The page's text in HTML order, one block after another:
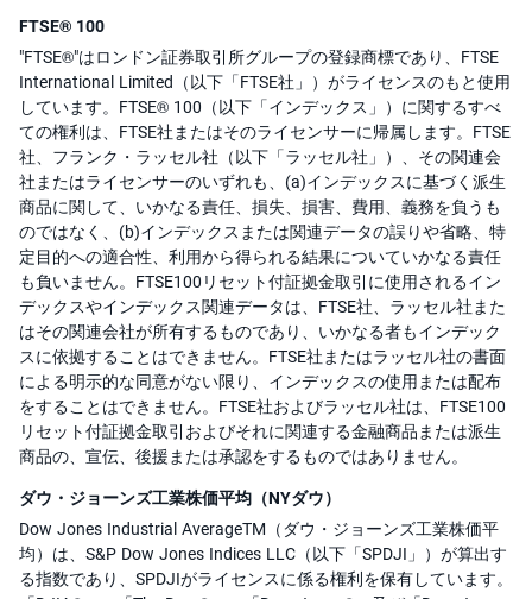
FTSE® 100
"FTSE®"はロンドン証券取引所グループの登録商標であり、FTSE
International Limited（以下「FTSE社」）がライセンスのもと使用
しています。FTSE® 100（以下「インデックス」）に関するすべ
ての権利は、FTSE社またはそのライセンサーに帰属します。FTSE
社、フランク・ラッセル社（以下「ラッセル社」）、その関連会
社またはライセンサーのいずれも、(a)インデックスに基づく派生
商品に関して、いかなる責任、損失、損害、費用、義務を負うも
のではなく、(b)インデックスまたは関連データの誤りや省略、特
定目的への適合性、利用から得られる結果についていかなる責任
も負いません。FTSE100リセット付証拠金取引に使用されるイン
デックスやインデックス関連データは、FTSE社、ラッセル社また
はその関連会社が所有するものであり、いかなる者もインデック
スに依拠することはできません。FTSE社またはラッセル社の書面
による明示的な同意がない限り、インデックスの使用または配布
をすることはできません。FTSE社およびラッセル社は、FTSE100
リセット付証拠金取引およびそれに関連する金融商品または派生
商品の、宣伝、後援または承認をするものではありません。
ダウ・ジョーンズ工業株価平均（NYダウ）
Dow Jones Industrial AverageTM（ダウ・ジョーンズ工業株価平
均）は、S&P Dow Jones Indices LLC（以下「SPDJI」）が算出す
る指数であり、SPDJIがライセンスに係る権利を保有しています。